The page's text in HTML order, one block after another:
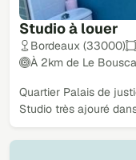
Studio à louer
Bordeaux (33000)
À 2km de Le
Quartier Palais de
Studio très ajouré